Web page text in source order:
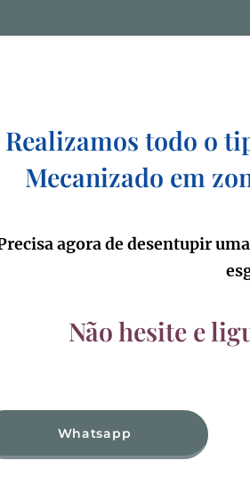
Realizamos todo o
Mecanizado em
agora de desentupir
Não hesite e
Whatsapp